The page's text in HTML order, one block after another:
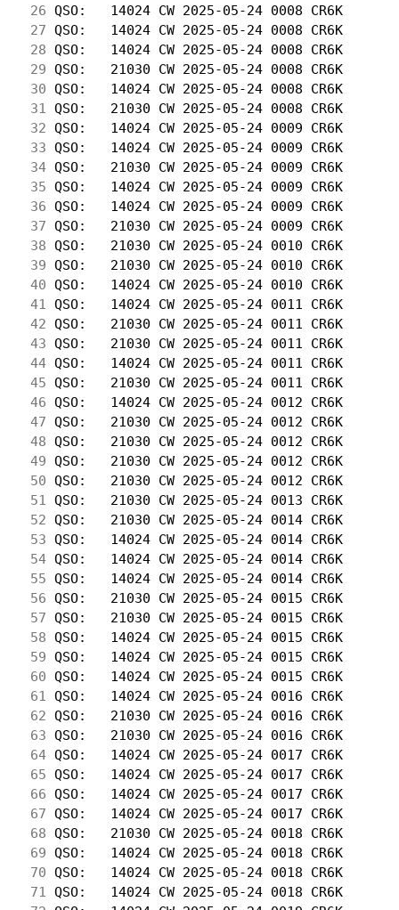
26 QSO:   14024 CW 2025-05-24 0008
27 QSO:   14024 CW 2025-05-24 0008
28 QSO:   14024 CW 2025-05-24 0008
29 QSO:   21030 CW 2025-05-24 0008
30 QSO:   14024 CW 2025-05-24 0008
31
QSO:   21030 CW 2025-05-24 0008
32 QSO:   14024 CW 2025-05-24 0009
33 QSO:   14024 CW 2025-05-24 0009
34 QSO:   21030 CW 2025-05-24 0009
35 QSO:   14024 CW 2025-05-24 0009
36 QSO:   14024 CW 2025-05-24 0009
37 QSO:   21030 CW 2025-05-24 0009
38 QSO:   21030 CW 2025-05-24 0010
39 QSO:   21030 CW 2025-05-24 0010
40 QSO:   14024 CW 2025-05-24 0010
41
QSO:   14024 CW 2025-05-24 0011
42 QSO:   21030 CW 2025-05-24 0011
43 QSO:   21030 CW 2025-05-24 0011
44 QSO:   14024 CW 2025-05-24 0011
45 QSO:   21030 CW 2025-05-24 0011
46 QSO:   14024 CW 2025-05-24 0012
47 QSO:   21030 CW 2025-05-24 0012
48 QSO:   21030 CW 2025-05-24 0012
49 QSO:   21030 CW 2025-05-24 0012
50 QSO:   21030 CW 2025-05-24 0012
51
QSO:   21030 CW 2025-05-24 0013
52 QSO:   21030 CW 2025-05-24 0014
53 QSO:   14024 CW 2025-05-24 0014
54 QSO:   14024 CW 2025-05-24 0014
55 QSO:   14024 CW 2025-05-24 0014
56 QSO:   21030 CW 2025-05-24 0015
57 QSO:   21030 CW 2025-05-24 0015
58 QSO:   14024 CW 2025-05-24 0015
59 QSO:   14024 CW 2025-05-24 0015
60 QSO:   14024 CW 2025-05-24 0015
61
QSO:   14024 CW 2025-05-24 0016
62 QSO:   21030 CW 2025-05-24 0016
63 QSO:   21030 CW 2025-05-24 0016
64 QSO:   14024 CW 2025-05-24 0017
65 QSO:   14024 CW 2025-05-24 0017
66 QSO:   14024 CW 2025-05-24 0017
67 QSO:   14024 CW 2025-05-24 0017
68 QSO:   21030 CW 2025-05-24 0018
69 QSO:   14024 CW 2025-05-24 0018
70 QSO:   14024 CW 2025-05-24 0018
71
QSO:   14024 CW 2025-05-24 0018